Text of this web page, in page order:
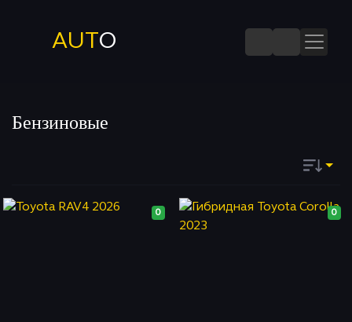
AUT O
Запомнить
Бензиновые
0 0